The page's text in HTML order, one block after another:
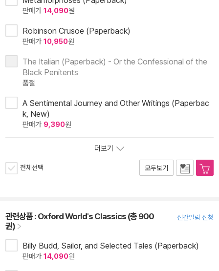
판매가 14,090원
Robinson Crusoe (Paperback)
판매가 10,950원
The Italian (Paperback) - Or the Confessional of the
Black Penitents
품절
A Sentimental Journey and Other Writings (Paperbac
k, New)
판매가 9,390원
더보기
전체선택 모두보기
관련상품 :Oxford World's Classics (총 900
권)
신간알림 신청
Billy Budd, Sailor, and Selected Tales (Paperback)
판매가 14,090원